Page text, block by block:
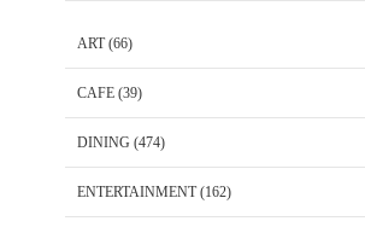
ART(66)
CAFE (39)
DINING (474)
ENTERTAINMENT(162)